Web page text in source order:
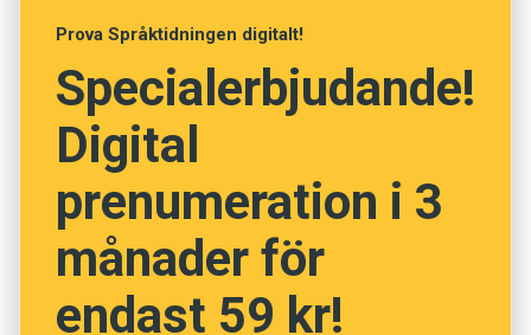
Innehållslös
Halvfull
Fullständig
Generös
Prova Språktidningen digitalt!
Specialerbjudande!
Digital
prenumeration i 3
månader för
endast 59 kr!